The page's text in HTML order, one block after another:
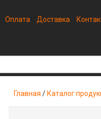
Оплата Доставка
Главная / Каталог